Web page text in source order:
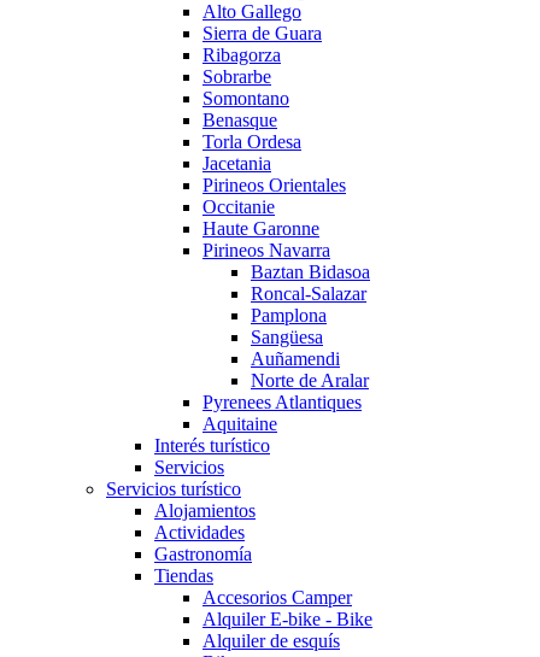
Alto Gallego
Sierra de Guara
Ribagorza
Sobrarbe
Somontano
Benasque
Torla Ordesa
Jacetania
Pirineos Orientales
Occitanie
Haute Garonne
Pirineos Navarra
Baztan Bidasoa
Roncal-Salazar
Pamplona
Sangüesa
Auñamendi
Norte de Aralar
Pyrenees Atlantiques
Aquitaine
Interés turístico
Servicios
Servicios turístico
Alojamientos
Actividades
Gastronomía
Tiendas
Accesorios Camper
Alquiler E-bike - Bike
Alquiler de esquís